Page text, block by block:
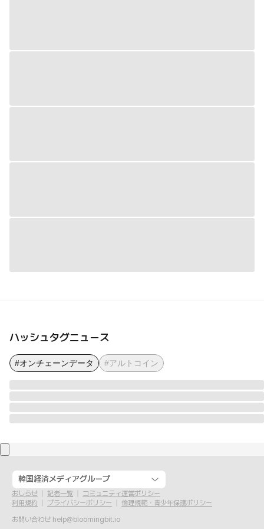
ハッシュタグニュース
#オンチェーンデータ #アルトコイン
韓国経済メディアグループ
おしらせ 記者一覧
コミュニティ運営ポリシー
利用規約
プライバシーポリシー
倫理規範・青少年保護ポリシー
お問い合わせ help@bloomingbit.io